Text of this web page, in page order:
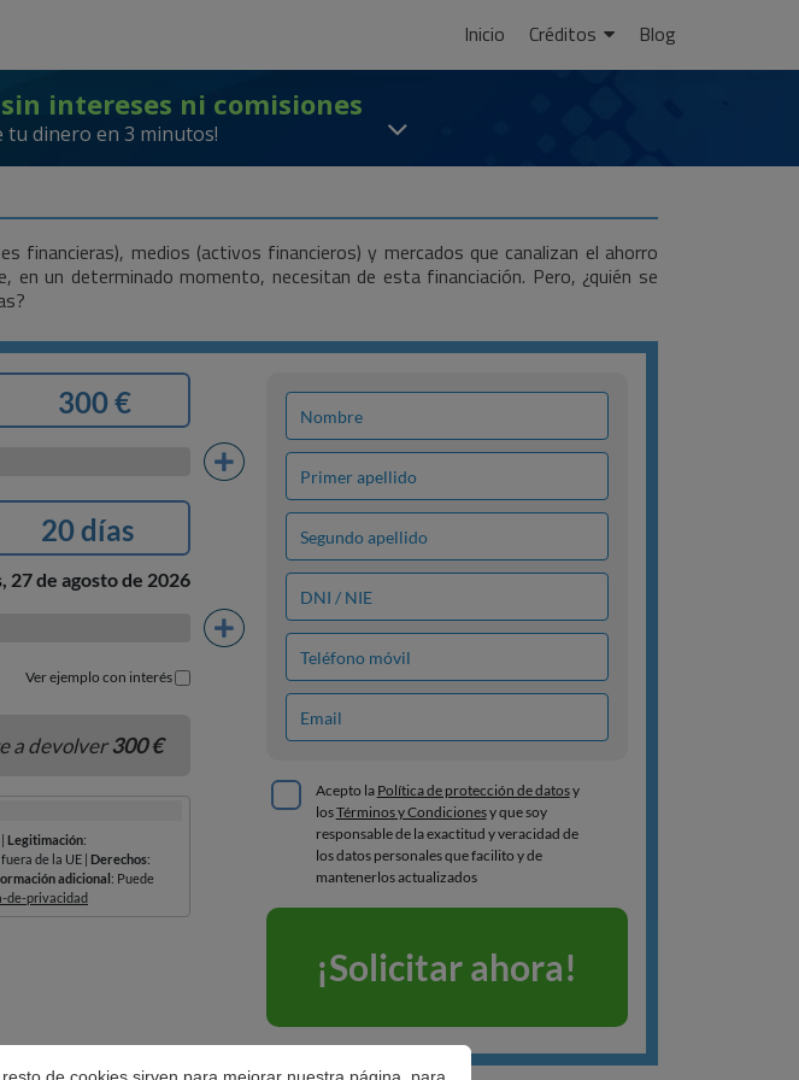
de cookies sirven para mejorar nuestra página, para
al
contenido
Inicio Créditos Blog
intereses ni comisiones
tu dinero en 3 minutos!
medios (activos financieros) y mercados que canalizan el ahorro
un determinado momento, necesitan de esta financiación. Pero, ¿quién se